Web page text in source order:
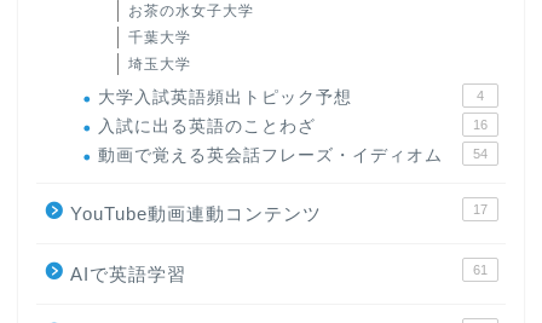
お茶の水女子大学
千葉大学
埼玉大学
大学入試英語頻出トピック予想 4
入試に出る英語のことわざ 16
動画で覚える英会話フレーズ・イディオム 54
YouTube動画連動コンテンツ 17
AIで英語学習 61